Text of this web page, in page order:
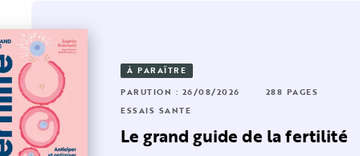
PAGES : 25/09/2024
352 PAGES
SANTÉ
alimentaires :
révolution …
À PARAÎTRE
PARUTION : 26/08/2026
288 PAGES
ESSAIS SANTÉ
Le grand guide de la fertilité